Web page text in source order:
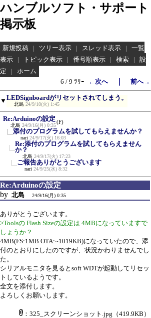
ハンブルソフト・サポート
掲示板
新規投稿 | ツリー表示 | スレッド表示 |
一覧
表示
| トピック表示 | 番号順表示 | 検索 |
設
定
|
ホーム
6 / 9 ﾂﾘｰ
←次へ｜ 前へ→
▼ LEDSignboardがリセットされてしまう。
北島 24/9/10(火) 1:45
Re:Arduinoの設定
北島 24/9/16(月) 0:35
(F)
添付のプログラムを試してもらえませんか？
nari 24/9/17(火) 16:03
Re:添付のプログラムを試してもらえません
か？
北島 24/9/17(火) 17:23
ご報告ありがとうございます
nari 24/9/25(水) 8:32
Re:Arduinoの設定
by 北島 24/9/16(月) 0:35
ありがとうございます。
>Toolsの Flash Sizeの設定は 4MBになっていますで
しょうか？
4MB(FS:1MB OTA:~1019KB)になっていたので、添
付のとおりにしたのですが、状況かわりませんでし
た。
シリアルモニタを見るとsoft WDTが起動してリセッ
トしているようです。
全文を添付します。
よろしくお願いします。
：325_スクリーンショット.jpg （419.9KB）